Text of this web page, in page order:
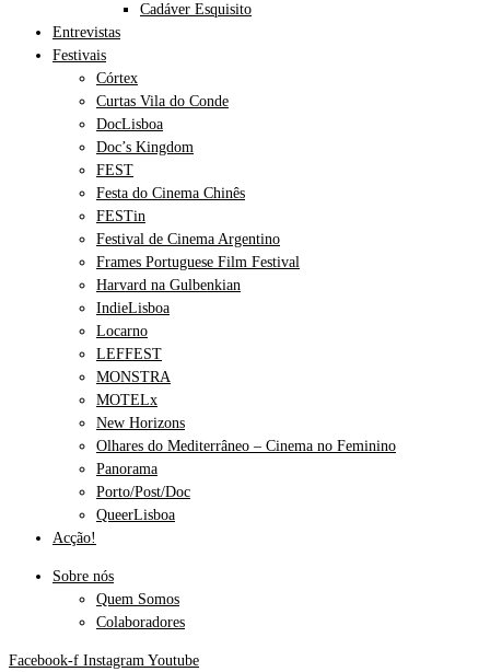
Cadáver Esquisito
Entrevistas
Festivais
Córtex
Curtas Vila do Conde
DocLisboa
Doc’s Kingdom
FEST
Festa do Cinema Chinês
FESTin
Festival de Cinema Argentino
Frames Portuguese Film Festival
Harvard na Gulbenkian
IndieLisboa
Locarno
LEFFEST
MONSTRA
MOTELx
New Horizons
Olhares do Mediterrâneo – Cinema no Feminino
Panorama
Porto/Post/Doc
QueerLisboa
Acção!
Sobre nós
Quem Somos
Colaboradores
Facebook-f Instagram Youtube